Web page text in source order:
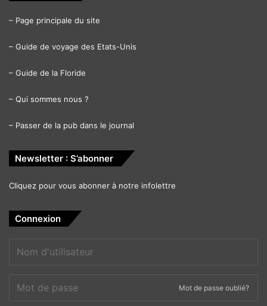
– Page principale du site
– Guide de voyage des Etats-Unis
– Guide de la Floride
– Qui sommes nous ?
– Passer de la pub dans le journal
Newsletter : S’abonner
Cliquez pour vous abonner à notre infolettre
Connexion
Mot de passe oublié?